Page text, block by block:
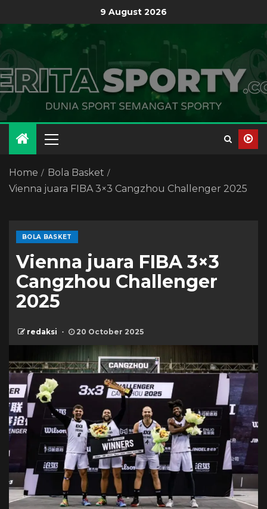
9 August 2026
Home
Bola Basket
Vienna juara FIBA 3×3 Cangzhou Challenger 2025
BOLA BASKET
Vienna juara FIBA 3×3
Cangzhou Challenger
2025
redaksi 20 October 2025